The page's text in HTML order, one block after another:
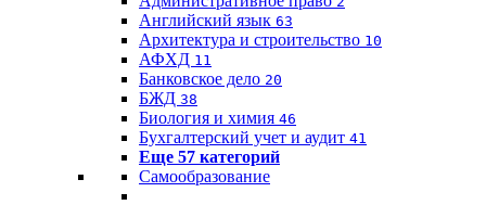
Английский язык 63
Архитектура и строительство 10
АФХД 11
Банковское дело 20
БЖД 38
Биология и химия 46
Бухгалтерский учет и аудит 41
Еще 57 категорий
Самообразование